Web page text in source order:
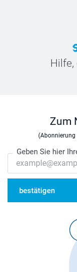
Zum
Geben Sie hier
bestätigen